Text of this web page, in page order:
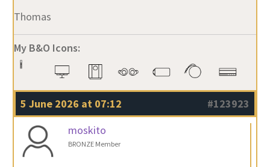
Thomas
My B&O Icons:
5 June 2026 at 07:12
#123923
moskito
BRONZE Member